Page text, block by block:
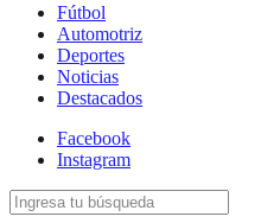
Fútbol
Automotriz
Deportes
Noticias
Destacados
Facebook
Instagram